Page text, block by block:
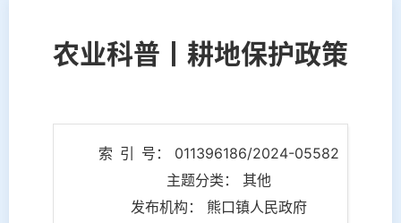
农业科普丨耕地保护政策
索 引 号： 011396186/2024-05582
主题分类： 其他
发布机构： 熊口镇人民政府